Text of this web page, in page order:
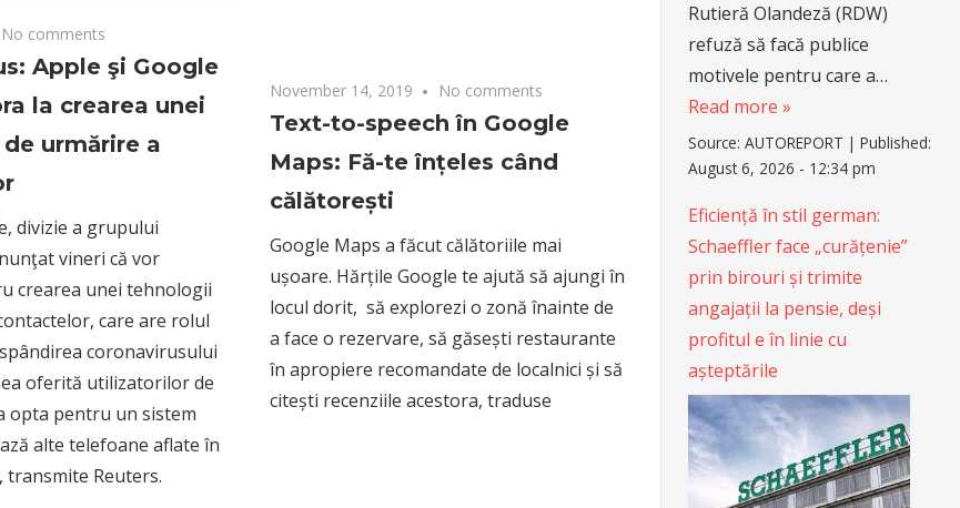
No comments
Apple şi Google
la crearea unei
urmărire a
divizie a grupului
vineri că vor
crearea unei tehnologii
care are rolul
coronavirusului
oferită utilizatorilor de
opta pentru un sistem
alte telefoane aflate în
Reuters.
November 14, 2019 No comments
Text-to-speech în Google
Maps: Fă-te înțeles când
călătorești
Google Maps a făcut călătoriile mai
ușoare. Hărțile Google te ajută să ajungi în
locul dorit, să explorezi o zonă înainte de
a face o rezervare, să găsești restaurante
în apropiere recomandate de localnici și să
citești recenziile acestora, traduse
Rutieră Olandeză (RDW)
refuză să facă publice
motivele pentru care a…
Read more »
Source:AUTOREPORT |Published:
August 6, 2026 - 12:34 pm
Eficiență în stil german:
Schaeffler face „curățenie”
prin birouri și trimite
angajații la pensie, deși
profitul e în linie cu
așteptările